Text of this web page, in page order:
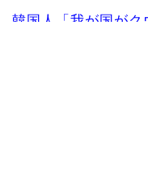
韓国人「我が国がク